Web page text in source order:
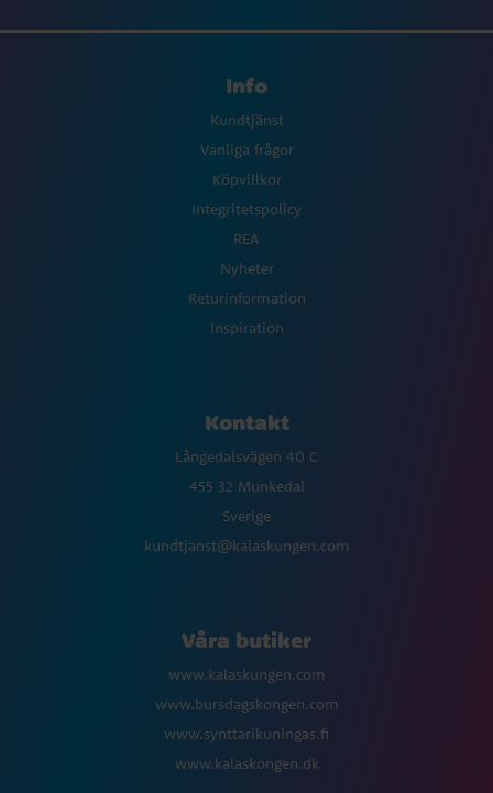
Info
Kundtjänst
Vanliga frågor
Köpvillkor
Integritetspolicy
REA
Nyheter
Returinformation
Inspiration
Kontakt
Långedalsvägen 40 C
455 32 Munkedal
Sverige
kundtjanst@kalaskungen.com
Våra butiker
www.kalaskungen.com
www.bursdagskongen.com
www.synttarikuningas.fi
www.kalaskongen.dk